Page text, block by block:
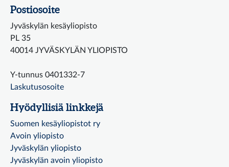
Postiosoite
Jyväskylän kesäyliopisto
PL 35
40014 JYVÄSKYLÄN YLIOPISTO
Y-tunnus 0401332-7
Laskutusosoite
Hyödyllisiä linkkejä
Suomen kesäyliopistot ry
Avoin yliopisto
Jyväskylän yliopisto
Jyväskylän avoin yliopisto